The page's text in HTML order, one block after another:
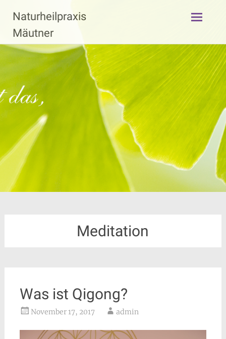
Inhalt
springen
Naturheilpraxis
Mäutner
Meditation
Was ist Qigong?
November 17, 2017 admin